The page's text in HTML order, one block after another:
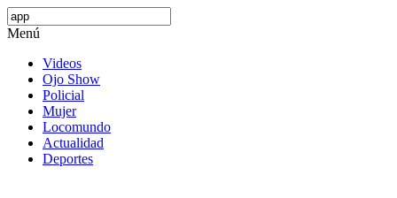
Menú
Videos
Ojo Show
Policial
Mujer
Locomundo
Actualidad
Deportes